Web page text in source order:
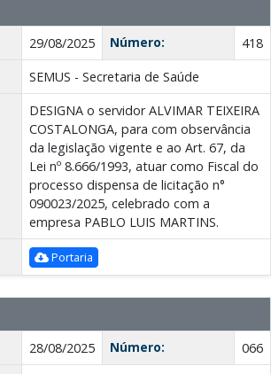
29/08/2025 Número:
418
SEMUS - Secretaria de Saúde
DESIGNA o servidor ALVIMAR TEIXEIRA
COSTALONGA, para com observância
da legislação vigente e ao Art. 67, da
Lei nº 8.666/1993, atuar como Fiscal do
processo dispensa de licitação n°
090023/2025, celebrado com a
empresa PABLO LUIS MARTINS.
Portaria
28/08/2025 Número:
066